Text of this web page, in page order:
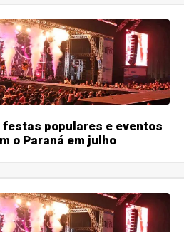
populares e eventos
o Paraná em julho